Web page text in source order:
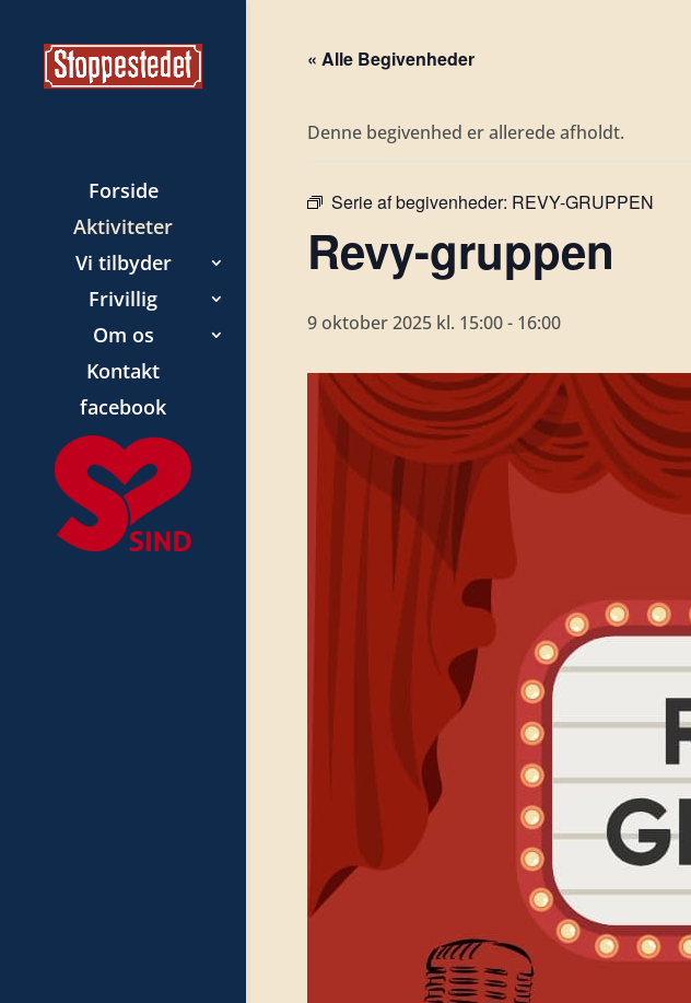
Forside
Aktiviteter
Vi tilbyder
Frivillig
Om os
Kontakt
facebook
« Alle Begivenheder
Denne begivenhed er allerede afholdt.
Serie af begivenheder: REVY-GRUPPEN
Revy-gruppen
9 oktober 2025 kl. 15:00- 16:00